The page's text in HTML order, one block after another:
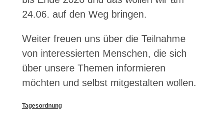
24.06. auf den Weg bringen.
Weiter freuen uns über die Teilnahme
von interessierten Menschen, die sich
über unsere Themen informieren
möchten und selbst mitgestalten wollen.
Tagesordnung